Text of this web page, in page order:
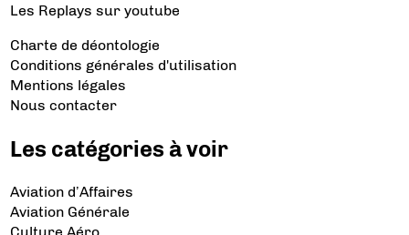
Les Replays sur youtube
Charte de déontologie
Conditions générales d'utilisation
Mentions légales
Nous contacter
Les catégories à voir
Aviation d’Affaires
Aviation Générale